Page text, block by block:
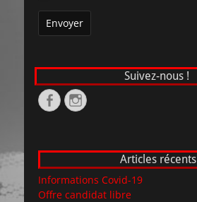
Suivez-nous !
FacebookInstagram
Articles récents
Informations Covid-19
Offre candidat libre